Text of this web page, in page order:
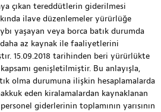
çıkan tereddütlerin giderilmesi
ilave düzenlemeler yürürlüğe
yaşayan veya borca batık durumda
az kaynak ile faaliyetlerini
15.09.2018 tarihinden beri yürürlükte
genişletilmiştir. Bu anlayışla,
olma durumuna ilişkin hesaplamalarda
eden kiralamalardan kaynaklanan
giderlerinin toplamının yarısının